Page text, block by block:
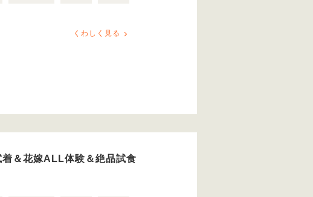
くわしく見る
＆花嫁ALL体験＆絶品試食